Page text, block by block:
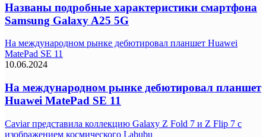
Названы подробные характеристики смартфона
Samsung Galaxy A25 5G
На международном рынке дебютировал планшет Huawei
MatePad SE 11
10.06.2024
На международном рынке дебютировал планшет
Huawei MatePad SE 11
Caviar представила коллекцию Galaxy Z Fold 7 и Z Flip 7 с
изображением космического Labubu